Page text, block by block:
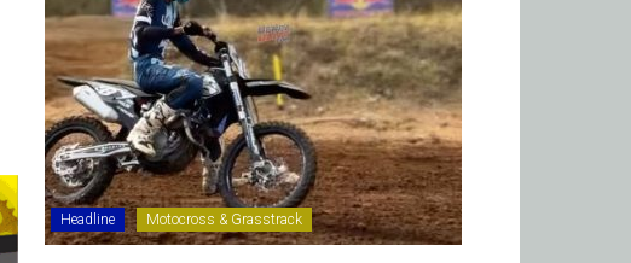
Headline Motocross & Grasstrack